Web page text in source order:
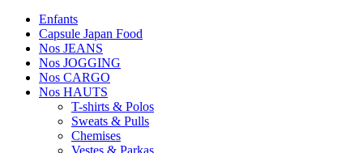
Enfants
Capsule Japan Food
Nos JEANS
Nos JOGGING
Nos CARGO
Nos HAUTS
T-shirts & Polos
Sweats & Pulls
Chemises